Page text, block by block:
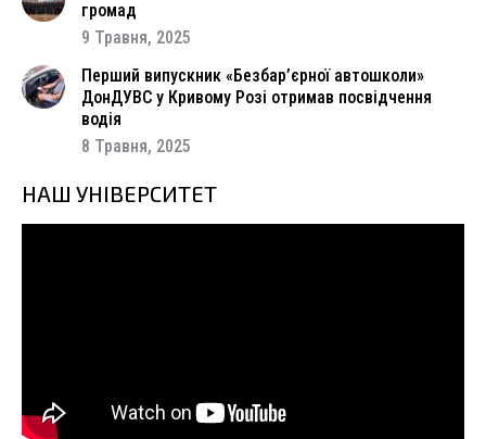
громад
9 Травня, 2025
Перший випускник «Безбар’єрної автошколи»
ДонДУВС у Кривому Розі отримав посвідчення
водія
8 Травня, 2025
НАШ УНІВЕРСИТЕТ